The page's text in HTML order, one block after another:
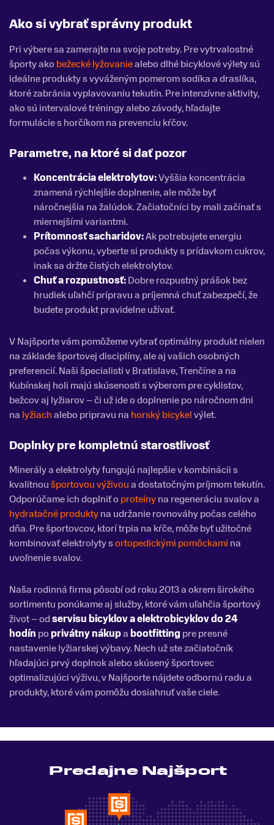
Ako si vybrať správny produkt
Pri výbere sa zamerajte na svoje potreby. Pre vytrvalostné
športy ako bežecké lyžovaniealebo dlhé bicyklové výlety sú
ideálne produkty s vyváženým pomerom sodíka a draslíka,
ktoré zabránia vyplavovaniu tekutín. Pre intenzívne aktivity,
ako sú intervalové tréningy alebo závody, hľadajte
formulácie s horčíkom na prevenciu kŕčov.
Parametre, na ktoré si dať pozor
Koncentrácia elektrolytov:Vyššia koncentrácia
znamená rýchlejšie doplnenie, ale môže byť
náročnejšia na žalúdok. Začiatočníci by mali začínať s
miernejšími variantmi.
Prítomnosť sacharidov:Ak potrebujete energiu
počas výkonu, vyberte si produkty s prídavkom cukrov,
inak sa držte čistých elektrolytov.
Chuť a rozpustnosť:Dobre rozpustný prášok bez
hrudiek uľahčí prípravu a príjemná chuť zabezpečí, že
budete produkt pravidelne užívať.
V Najšporte vám pomôžeme vybrať optimálny produkt nielen
na základe športovej disciplíny, ale aj vašich osobných
preferencií. Naši špecialisti v Bratislave, Trenčíne a na
Kubínskej holi majú skúsenosti s výberom pre cyklistov,
bežcov aj lyžiarov – či už ide o doplnenie po náročnom dni
na lyžiachalebo pripravu na horský bicykelvýlet.
Doplnky pre kompletnú starostlivosť
Minerály a elektrolyty fungujú najlepšie v kombinácii s
kvalitnoušportovou výživoua dostatočným príjmom tekutín.
Odporúčame ich doplniť o proteínyna regeneráciu svalov a
hydratačné produktyna udržanie rovnováhy počas celého
dňa. Pre športovcov, ktorí trpia na kŕče, môže byť užitočné
kombinovať elektrolyty sortopedickými pomôckami na
uvoľnenie svalov.
Naša rodinná firma pôsobí od roku 2013 a okrem širokého
sortimentu ponúkame aj služby, ktoré vám uľahčia športový
život – odservisu bicyklov a elektrobicyklov do 24
hodín po privátny nákupa bootfitting pre presné
nastavenie lyžiarskej výbavy. Nech už ste začiatočník
hľadajúci prvý doplnok alebo skúsený športovec
optimalizujúci výživu, v Najšporte nájdete odbornú radu a
produkty, ktoré vám pomôžu dosiahnuť vaše ciele.
Predajne Najšport